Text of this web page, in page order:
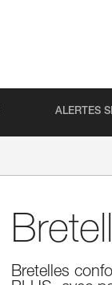
ALERTES
Bretelles